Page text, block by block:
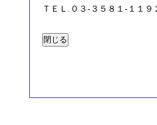
ＴＥＬ.０３-３５８１-１１